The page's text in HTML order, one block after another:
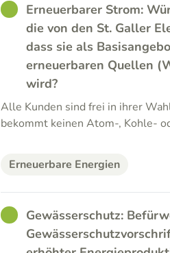
GOODErneuerbarer Strom:
die von den St. Galler
dass sie als
erneuerbaren Quellen
wird?
Alle Kunden sind frei in ihrer
bekommt keinen Atom-, Kohle-
Erneuerbare Energien
GOODGewässerschutz: